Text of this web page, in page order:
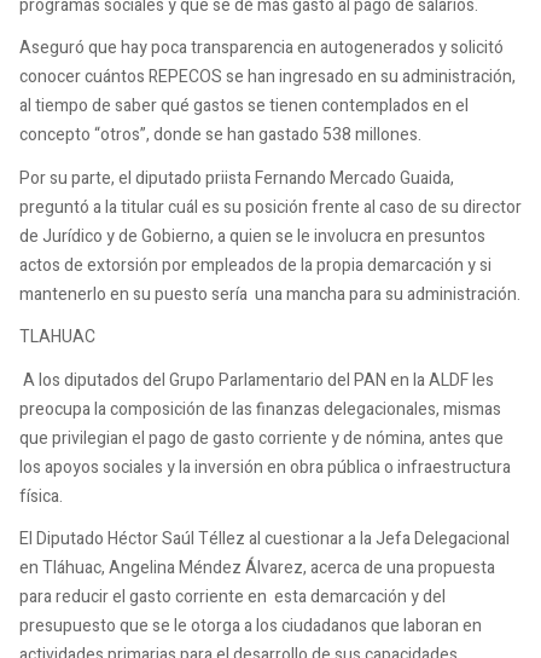
programas sociales y que se dé más gasto al pago de salarios.
Aseguró que hay poca transparencia en autogenerados y solicitó
conocer cuántos REPECOS se han ingresado en su administración,
al tiempo de saber qué gastos se tienen contemplados en el
concepto “otros”, donde se han gastado 538 millones.
Por su parte, el diputado priista Fernando Mercado Guaida,
preguntó a la titular cuál es su posición frente al caso de su director
de Jurídico y de Gobierno, a quien se le involucra en presuntos
actos de extorsión por empleados de la propia demarcación y si
mantenerlo en su puesto sería una mancha para su administración.
TLAHUAC
A los diputados del Grupo Parlamentario del PAN en la ALDF les
preocupa la composición de las finanzas delegacionales, mismas
que privilegian el pago de gasto corriente y de nómina, antes que
los apoyos sociales y la inversión en obra pública o infraestructura
física.
El Diputado Héctor Saúl Téllez al cuestionar a la Jefa Delegacional
en Tláhuac, Angelina Méndez Álvarez, acerca de una propuesta
para reducir el gasto corriente en esta demarcación y del
presupuesto que se le otorga a los ciudadanos que laboran en